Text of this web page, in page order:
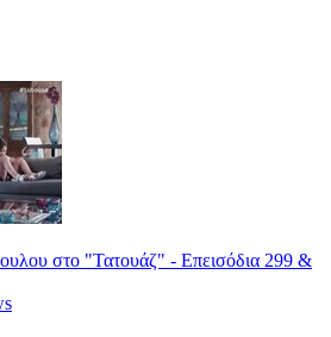
στο "Τατουάζ" - Επεισόδια 299 &